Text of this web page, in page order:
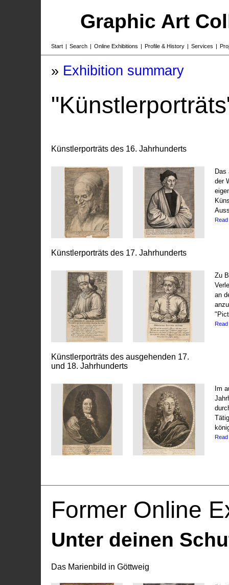
Graphic Art
Start | Search | Online Exhibitions | Profile & History | Services |
» Exhibition summary
Künstlerporträts des 16. Jahrhunderts
Das
der
Künstlerporträts des 17. Jahrhunderts
Zu
an
Künstlerporträts des ausgehenden 17.
und 18. Jahrhunderts
Im
Former Online
Unter deinen
Das Marienbild in Göttweig